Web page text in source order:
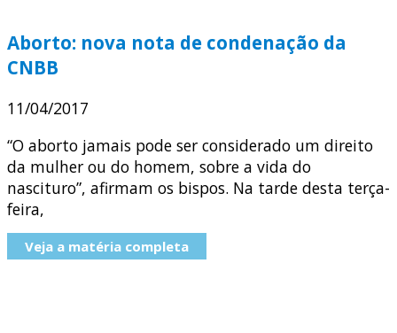
Aborto: nova nota de condenação da
CNBB
11/04/2017
“O aborto jamais pode ser considerado um direito
da mulher ou do homem, sobre a vida do
nascituro”, afirmam os bispos. Na tarde desta terça-
feira,
Veja a matéria completa